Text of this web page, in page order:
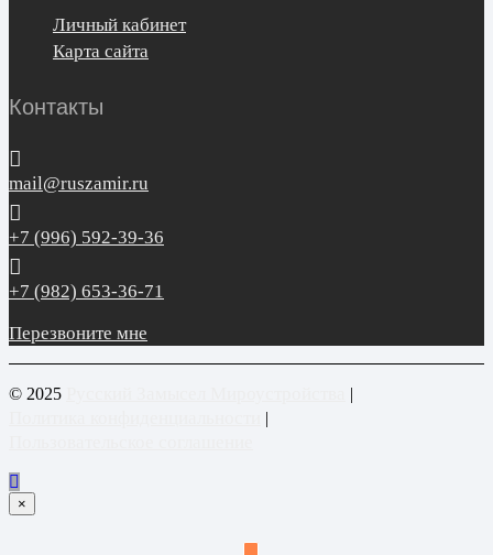
Личный кабинет
Карта сайта
Контакты
mail@ruszamir.ru
+7 (996) 592-39-36
+7 (982) 653-36-71
Перезвоните мне
© 2025
×